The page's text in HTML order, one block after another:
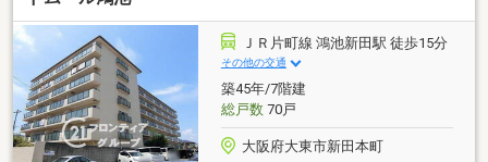
ルローンが可能です♪■お客様のライフプランに沿った
物件をご提案させて頂きます☆■不動産購入や住宅ロ
ーンについてお気軽にお問合せ下さい♪■ご来店の際
は、店舗横に駐車スペース４台分ございます♪■東大阪
市・八尾市の【中古マンション】ならハウスフリーダ
ム八尾店 +o☆*.+o◇
ＪＲ片町線 鴻池新田駅 徒歩15分
その他の交通
築45年/7階建
総戸数70戸
大阪府大東市新田本町